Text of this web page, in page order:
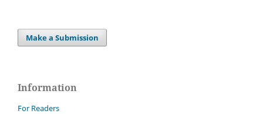
Make a Submission
Information
For Readers